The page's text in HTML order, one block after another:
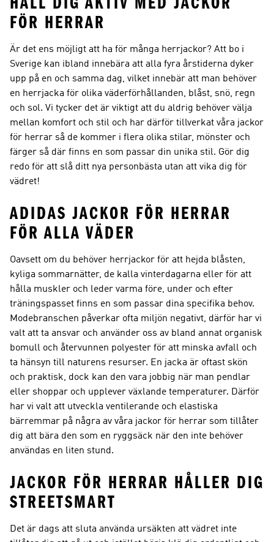
FÖR HERRAR
Är det ens möjligt att ha för många herrjackor? Att bo i
Sverige kan ibland innebära att alla fyra årstiderna dyker
upp på en och samma dag, vilket innebär att man behöver
en herrjacka för olika väderförhållanden, blåst, snö, regn
och sol. Vi tycker det är viktigt att du aldrig behöver välja
mellan komfort och stil och har därför tillverkat våra jackor
för herrar så de kommer i flera olika stilar, mönster och
färger så där finns en som passar din unika stil. Gör dig
redo för att slå ditt nya personbästa utan att vika dig för
vädret!
ADIDAS JACKOR FÖR HERRAR
FÖR ALLA VÄDER
Oavsett om du behöver herrjackor för att hejda blåsten,
kyliga sommarnätter, de kalla vinterdagarna eller för att
hålla muskler och leder varma före, under och efter
träningspasset finns en som passar dina specifika behov.
Modebranschen påverkar ofta miljön negativt, därför har vi
valt att ta ansvar och använder oss av bland annat organisk
bomull och återvunnen polyester för att minska avfall och
ta hänsyn till naturens resurser. En jacka är oftast skön
och praktisk, dock kan den vara jobbig när man pendlar
eller shoppar och upplever växlande temperaturer. Därför
har vi valt att utveckla ventilerande och elastiska
bärremmar på några av våra jackor för herrar som tillåter
dig att bära den som en ryggsäck när den inte behöver
användas en liten stund.
JACKOR FÖR HERRAR HÅLLER DIG
STREETSMART
Det är dags att sluta använda ursäkten att vädret inte